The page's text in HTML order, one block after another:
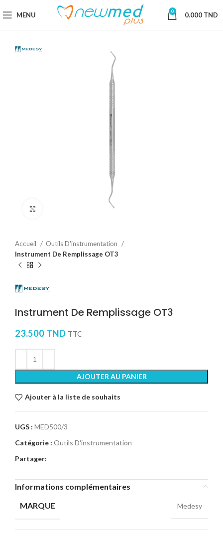
MENU 0 0.000 TND
Accueil
Outils D'instrumentation
Instrument De Remplissage OT3
Instrument De Remplissage OT3
23.500 TND TTC
AJOUTER AU PANIER
Ajouter à la liste de souhaits
UGS : MED500/3
Catégorie : Outils D'instrumentation
Partager:
Informations complémentaires
MARQUE
Medesy